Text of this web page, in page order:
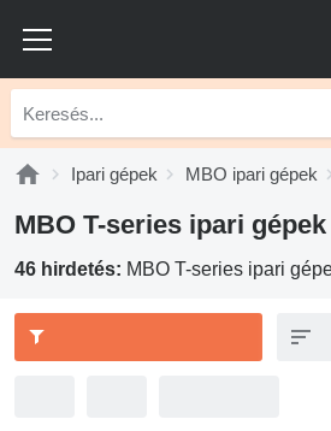
Ipari gépek MBO ipari gépek
MBO T-series ipari gépek
46 hirdetés: MBO T-series ipari